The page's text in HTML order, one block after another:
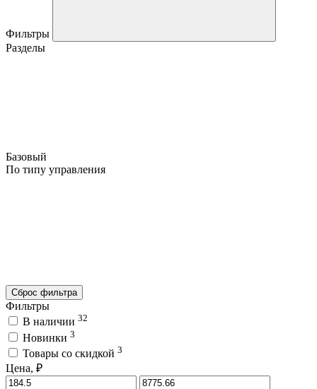
Фильтры
Разделы
Базовый
По типу управления
Сброс фильтра
Фильтры
В наличии 32
Новинки 3
Товары со скидкой 3
Цена, ₽